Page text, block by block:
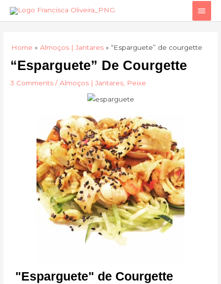
Skip
Main
Home Almoços | Jantares “Esparguete” de courgette
“Esparguete” De Courgette
3 Comments /Almoços | Jantares, Peixe
"Esparguete" de Courgette